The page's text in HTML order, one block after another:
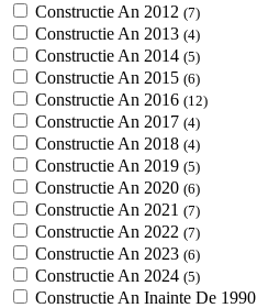
Constructie An 2012 (7)
Constructie An 2013 (4)
Constructie An 2014 (5)
Constructie An 2015 (6)
Constructie An 2016 (12)
Constructie An 2017 (4)
Constructie An 2018 (4)
Constructie An 2019 (5)
Constructie An 2020 (6)
Constructie An 2021 (7)
Constructie An 2022 (7)
Constructie An 2023 (6)
Constructie An 2024 (5)
Constructie An Inainte De 1990